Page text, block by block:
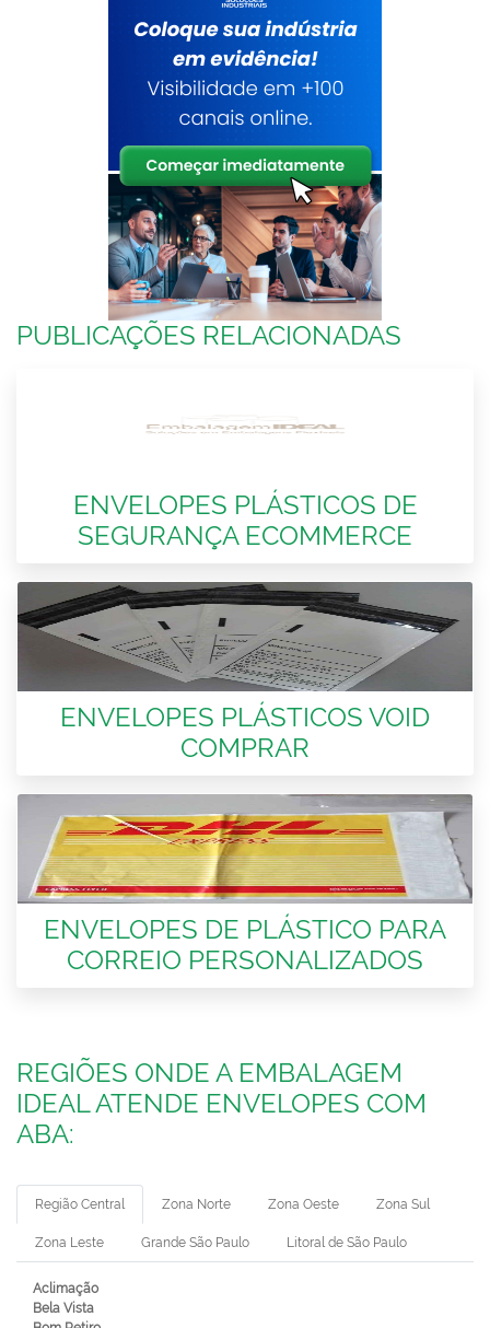
PUBLICAÇÕES RELACIONADAS
ENVELOPES PLÁSTICOS DE
SEGURANÇA ECOMMERCE
ENVELOPES PLÁSTICOS VOID
COMPRAR
ENVELOPES DE PLÁSTICO PARA
CORREIO PERSONALIZADOS
REGIÕES ONDE A EMBALAGEM
IDEAL ATENDE ENVELOPES COM
ABA:
Região Central Zona Norte Zona Oeste Zona Sul
Zona Leste Grande São Paulo Litoral de São Paulo
Aclimação
Bela Vista